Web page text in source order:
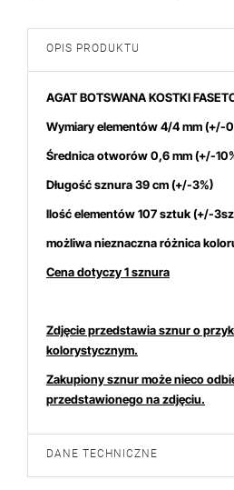
OPIS PRODUKTU
AGAT BOTSWANA KOSTKI
Wymiary elementów 4/4mm(+/-
Średnica otworów 0,6 mm (+/-
Długość sznura 39 cm (+/-3%)
Ilość elementów 107 sztuk (+/-
możliwa nieznaczna różnica
Cena dotyczy 1 sznura
Zdjęcie przedstawia sznur o
kolorystycznym.
Zakupiony sznur może nieco
przedstawionego na zdjęciu.
DANE TECHNICZNE